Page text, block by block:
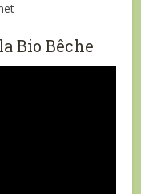
Bio Bêche